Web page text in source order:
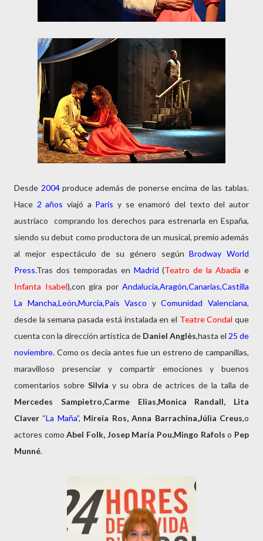
Desde 2004produce además de ponerse encima de las tablas.
Hace 2 años viajó a París y se enamoró del texto del autor
austríaco comprando los derechos para estrenarla en España,
siendo su debut como productora de un musical, premio además
al mejor espectáculo de su género segúnBrodway World
Press.Tras dos temporadas en Madrid(Teatro de la Abadía e
Infanta Isabel),con gira por Andalucia,Aragón,Canarias,Castilla
La Mancha,León,Murcia,País Vasco yComunidad Valenciana,
desde la semana pasada está instalada en el Teatre Condal que
cuenta con la dirección artística de Daniel Anglès,hasta el 25 de
noviembre. Como os decía antes fue un estreno de campanillas,
maravilloso presenciar y compartir emociones y buenos
comentarios sobreSilviay su obra de actrices de la talla de
Mercedes Sampietro,Carme Elias,Monica Randall, Lita
Claver “La Maña”, Mireia Ros, Anna Barrachina,Júlia Creus,o
actores comoAbel Folk, Josep María Pou,Mingo Rafols o Pep
Munné.